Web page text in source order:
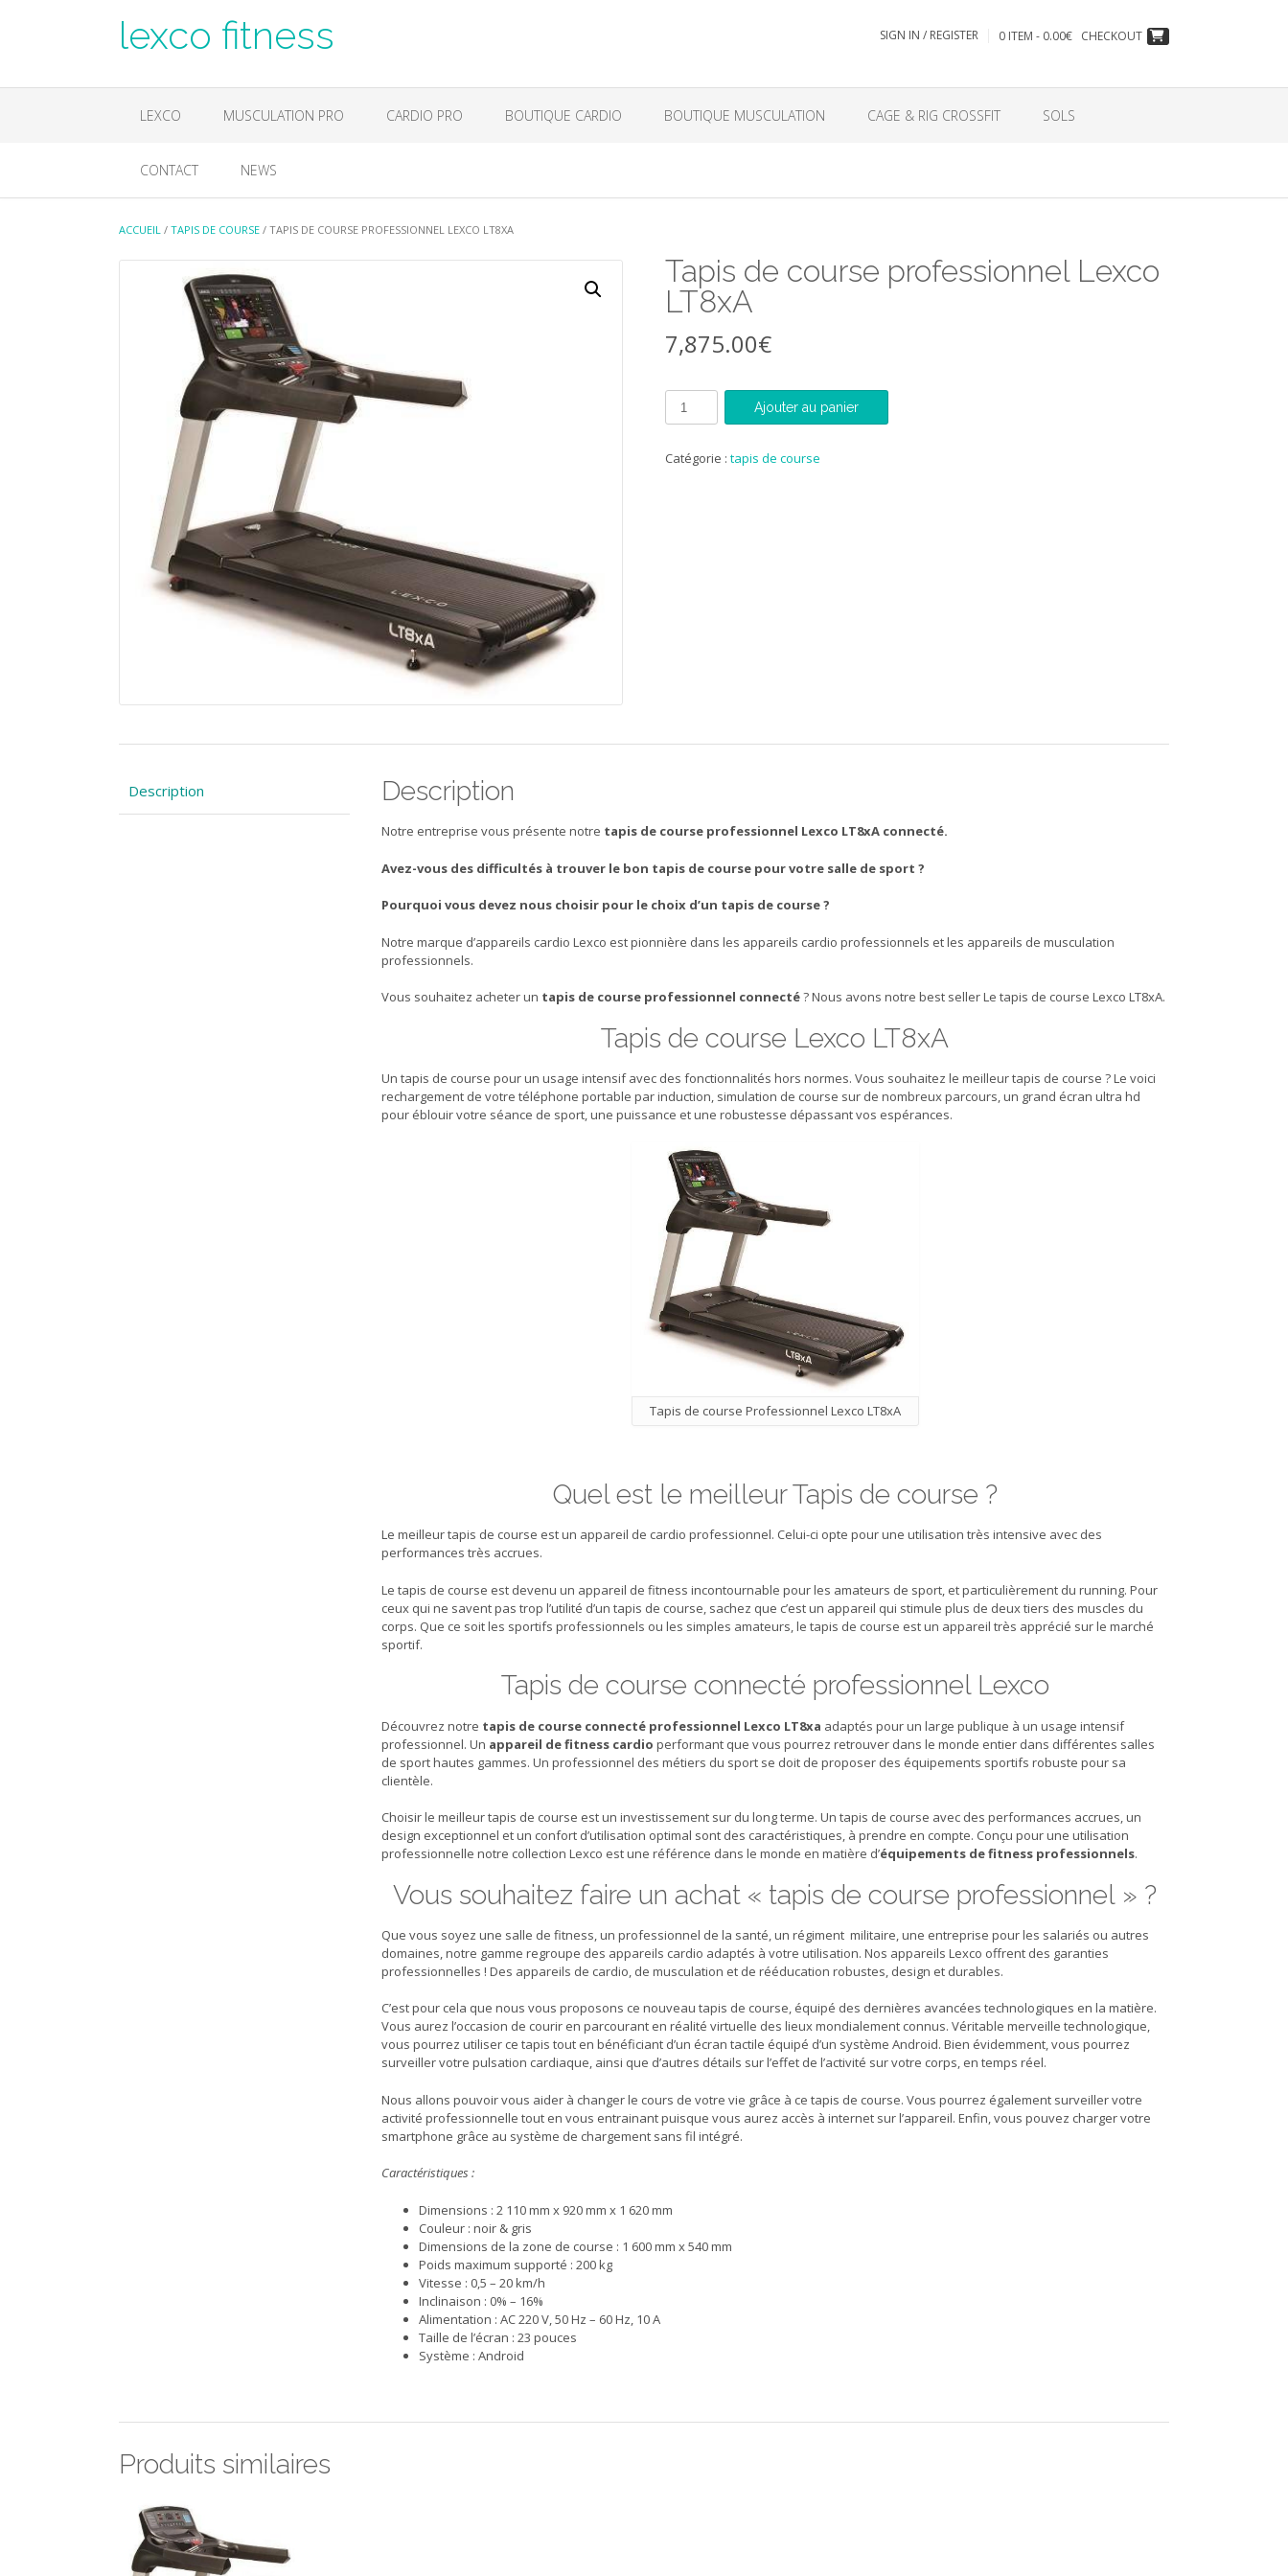
lexco fitness SIGN IN / REGISTER 0 ITEM - 0.00€ CHECKOUT
LEXCO MUSCULATION PRO CARDIO PRO BOUTIQUE CARDIO BOUTIQUE MUSCULATION CAGE & RIG CROSSFIT SOLS
CONTACT NEWS
ACCUEIL / TAPIS DE COURSE / TAPIS DE COURSE PROFESSIONNEL LEXCO LT8XA
Tapis de course professionnel Lexco
LT8xA
7,875.00€
quantité
de
course
Ajouter au panier
Catégorie : tapis de course
Description Description
Notre entreprise vous présente notre tapis de course professionnel Lexco LT8xA connecté.
Avez-vous des difficultés à trouver le bon tapis de course pour votre salle de sport ?
Pourquoi vous devez nous choisir pour le choix d’un tapis de course ?
Notre marque d’appareils cardio Lexco est pionnière dans les appareils cardio professionnels et les appareils de musculation
professionnels.
Vous souhaitez acheter un tapis de course professionnel connecté? Nous avons notre best seller Le tapis de course Lexco LT8xA.
Tapis de course Lexco LT8xA
Un tapis de course pour un usage intensif avec des fonctionnalités hors normes. Vous souhaitez le meilleur tapis de course ? Le voici
rechargement de votre téléphone portable par induction, simulation de course sur de nombreux parcours, un grand écran ultra hd
pour éblouir votre séance de sport, une puissance et une robustesse dépassant vos espérances.
Tapis de course Professionnel Lexco LT8xA
Quel est le meilleur Tapis de course ?
Le meilleur tapis de course est un appareil de cardio professionnel. Celui-ci opte pour une utilisation très intensive avec des
performances très accrues.
Le tapis de course est devenu un appareil de fitness incontournable pour les amateurs de sport, et particulièrement du running. Pour
ceux qui ne savent pas trop l’utilité d’un tapis de course, sachez que c’est un appareil qui stimule plus de deux tiers des muscles du
corps. Que ce soit les sportifs professionnels ou les simples amateurs, le tapis de course est un appareil très apprécié sur le marché
sportif.
Tapis de course connecté professionnel Lexco
Découvrez notre tapis de course connecté professionnel Lexco LT8xa adaptés pour un large publique à un usage intensif
professionnel. Un appareil de fitness cardio performant que vous pourrez retrouver dans le monde entier dans différentes salles
de sport hautes gammes. Un professionnel des métiers du sport se doit de proposer des équipements sportifs robuste pour sa
clientèle.
Choisir le meilleur tapis de course est un investissement sur du long terme. Un tapis de course avec des performances accrues, un
design exceptionnel et un confort d’utilisation optimal sont des caractéristiques, à prendre en compte. Conçu pour une utilisation
professionnelle notre collection Lexco est une référence dans le monde en matière d’équipements de fitness professionnels.
Vous souhaitez faire un achat « tapis de course professionnel » ?
Que vous soyez une salle de fitness, un professionnel de la santé, un régiment militaire, une entreprise pour les salariés ou autres
domaines, notre gamme regroupe des appareils cardio adaptés à votre utilisation. Nos appareils Lexco offrent des garanties
professionnelles ! Des appareils de cardio, de musculation et de rééducation robustes, design et durables.
C’est pour cela que nous vous proposons ce nouveau tapis de course, équipé des dernières avancées technologiques en la matière.
Vous aurez l’occasion de courir en parcourant en réalité virtuelle des lieux mondialement connus. Véritable merveille technologique,
vous pourrez utiliser ce tapis tout en bénéficiant d’un écran tactile équipé d’un système Android. Bien évidemment, vous pourrez
surveiller votre pulsation cardiaque, ainsi que d’autres détails sur l’effet de l’activité sur votre corps, en temps réel.
Nous allons pouvoir vous aider à changer le cours de votre vie grâce à ce tapis de course. Vous pourrez également surveiller votre
activité professionnelle tout en vous entrainant puisque vous aurez accès à internet sur l’appareil. Enfin, vous pouvez charger votre
smartphone grâce au système de chargement sans fil intégré.
Caractéristiques :
Dimensions : 2 110 mm x 920 mm x 1 620 mm
Couleur : noir & gris
Dimensions de la zone de course : 1 600 mm x 540 mm
Poids maximum supporté : 200 kg
Vitesse : 0,5 – 20 km/h
Inclinaison : 0% – 16%
Alimentation : AC 220 V, 50 Hz – 60 Hz, 10 A
Taille de l’écran : 23 pouces
Système : Android
Produits similaires